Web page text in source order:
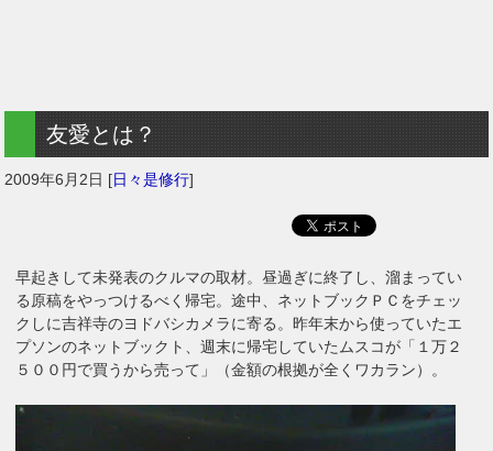
友愛とは？
2009年6月2日 [日々是修行]
早起きして未発表のクルマの取材。昼過ぎに終了し、溜まってい
る原稿をやっつけるべく帰宅。途中、ネットブックＰＣをチェッ
クしに吉祥寺のヨドバシカメラに寄る。昨年末から使っていたエ
プソンのネットブックト、週末に帰宅していたムスコが「１万２
５００円で買うから売って」（金額の根拠が全くワカラン）。